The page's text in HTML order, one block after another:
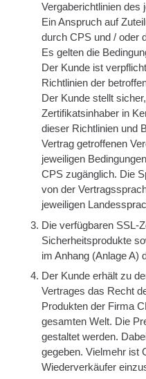
Vergaberichtlinien des
Ein Anspruch auf
durch CPS und / oder
Es gelten die
Der Kunde ist
Richtlinien der
Der Kunde stellt
Zertifikatsinhaber in
dieser Richtlinien und
Vertrag getroffenen
jeweiligen
CPS zugänglich. Die
von der
jeweiligen
Die verfügbaren SSL-
Sicherheitsprodukte
im Anhang (Anlage A)
Der Kunde erhält zu
Vertrages das Recht
Produkten der Firma
gesamten Welt. Die
gestaltet werden.
gegeben. Vielmehr ist
Wiederverkäufer